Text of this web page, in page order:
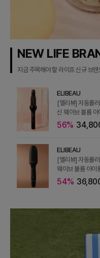
NEW LIFE
지금 주목해야 할 라이프 신규 브
ELIBEAU
[엘리뷰] 자동롤
신 웨이브 볼륨 아
56%
ELIBEAU
[엘리뷰] 자동롤
웨이브 볼륨 아이
54%